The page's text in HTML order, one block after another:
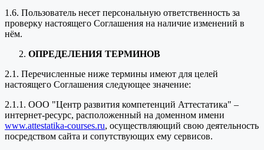
1.6. Пользователь несет персональную ответственность за
проверку настоящего Соглашения на наличие изменений в
нём.
ОПРЕДЕЛЕНИЯ ТЕРМИНОВ
2.1. Перечисленные ниже термины имеют для целей
настоящего Соглашения следующее значение:
2.1.1. ООО "Центр развития компетенций Аттестатика" –
интернет-ресурс, расположенный на доменном имени
www.attestatika-courses.ru, осуществляющий свою деятельность
посредством сайта и сопутствующих ему сервисов.